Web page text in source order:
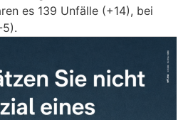
es 139 Unfälle (+14), bei
5).